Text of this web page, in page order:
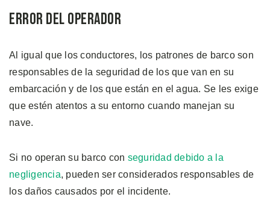
Error del Operador
Al igual que los conductores, los patrones de barco son
responsables de la seguridad de los que van en su
embarcación y de los que están en el agua. Se les exige
que estén atentos a su entorno cuando manejan su
nave.
Si no operan su barco con seguridad debido a la
negligencia, pueden ser considerados responsables de
los daños causados por el incidente.